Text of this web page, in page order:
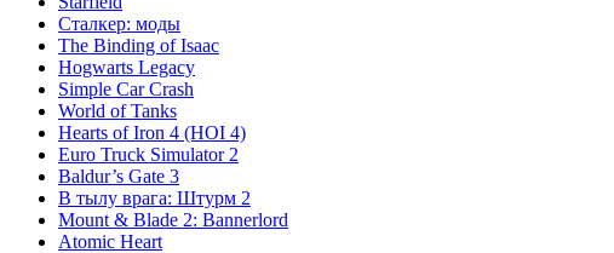
Сталкер: моды
The Binding of Isaac
Hogwarts Legacy
Simple Car Crash
World of Tanks
Hearts of Iron 4 (HOI 4)
Euro Truck Simulator 2
Baldur’s Gate 3
В тылу врага: Штурм 2
Mount & Blade 2: Bannerlord
Atomic Heart